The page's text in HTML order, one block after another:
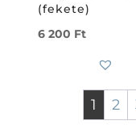
(fekete)
6 200 Ft
1 2